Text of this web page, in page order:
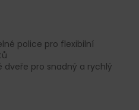
police pro flexibilní
dveře pro snadný a rychlý